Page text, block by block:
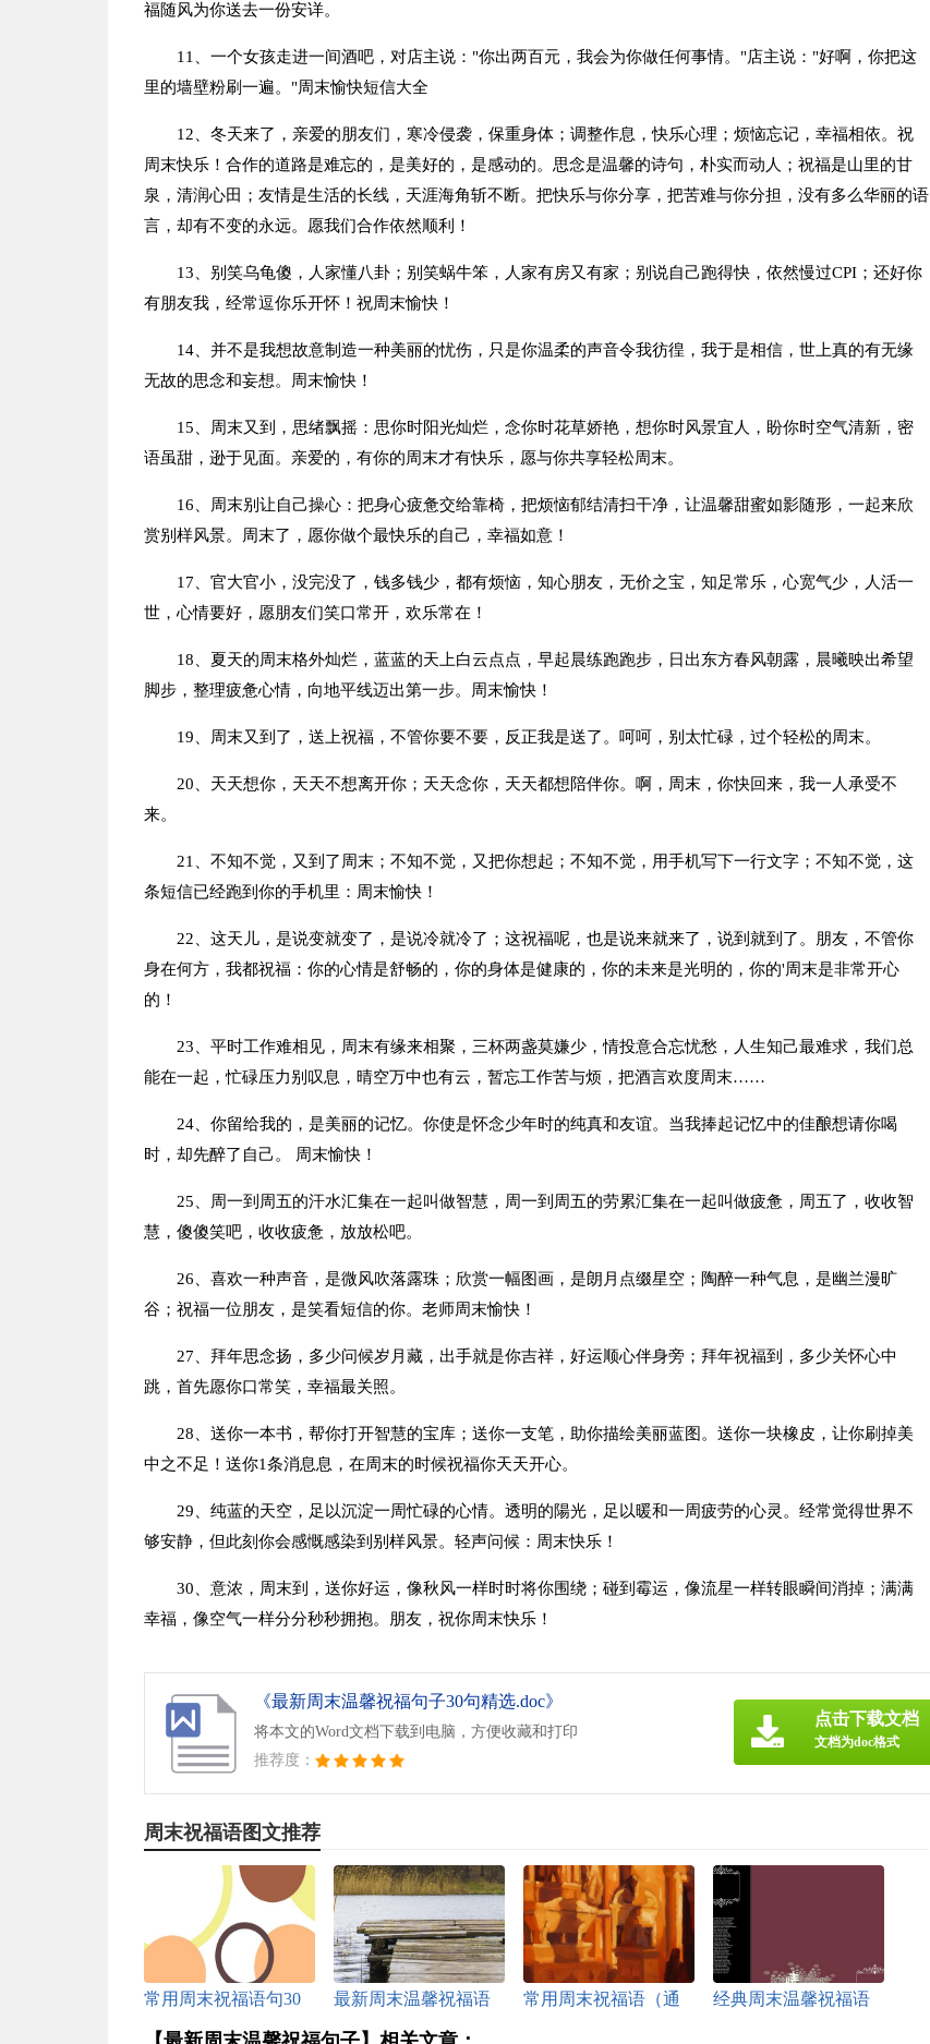
福随风为你送去一份安详。
11、一个女孩走进一间酒吧，对店主说："你出两百元，我会为你做任何事情。"店主说："好啊，你把这
里的墙壁粉刷一遍。"周末愉快短信大全
12、冬天来了，亲爱的朋友们，寒冷侵袭，保重身体；调整作息，快乐心理；烦恼忘记，幸福相依。祝
周末快乐！合作的道路是难忘的，是美好的，是感动的。思念是温馨的诗句，朴实而动人；祝福是山里的甘
泉，清润心田；友情是生活的长线，天涯海角斩不断。把快乐与你分享，把苦难与你分担，没有多么华丽的语
言，却有不变的永远。愿我们合作依然顺利！
13、别笑乌龟傻，人家懂八卦；别笑蜗牛笨，人家有房又有家；别说自己跑得快，依然慢过CPI；还好你
有朋友我，经常逗你乐开怀！祝周末愉快！
14、并不是我想故意制造一种美丽的忧伤，只是你温柔的声音令我彷徨，我于是相信，世上真的有无缘
无故的思念和妄想。周末愉快！
15、周末又到，思绪飘摇：思你时阳光灿烂，念你时花草娇艳，想你时风景宜人，盼你时空气清新，密
语虽甜，逊于见面。亲爱的，有你的周末才有快乐，愿与你共享轻松周末。
16、周末别让自己操心：把身心疲惫交给靠椅，把烦恼郁结清扫干净，让温馨甜蜜如影随形，一起来欣
赏别样风景。周末了，愿你做个最快乐的自己，幸福如意！
17、官大官小，没完没了，钱多钱少，都有烦恼，知心朋友，无价之宝，知足常乐，心宽气少，人活一
世，心情要好，愿朋友们笑口常开，欢乐常在！
18、夏天的周末格外灿烂，蓝蓝的天上白云点点，早起晨练跑跑步，日出东方春风朝露，晨曦映出希望
脚步，整理疲惫心情，向地平线迈出第一步。周末愉快！
19、周末又到了，送上祝福，不管你要不要，反正我是送了。呵呵，别太忙碌，过个轻松的周末。
20、天天想你，天天不想离开你；天天念你，天天都想陪伴你。啊，周末，你快回来，我一人承受不
来。
21、不知不觉，又到了周末；不知不觉，又把你想起；不知不觉，用手机写下一行文字；不知不觉，这
条短信已经跑到你的手机里：周末愉快！
22、这天儿，是说变就变了，是说冷就冷了；这祝福呢，也是说来就来了，说到就到了。朋友，不管你
身在何方，我都祝福：你的心情是舒畅的，你的身体是健康的，你的未来是光明的，你的'周末是非常开心
的！
23、平时工作难相见，周末有缘来相聚，三杯两盏莫嫌少，情投意合忘忧愁，人生知己最难求，我们总
能在一起，忙碌压力别叹息，晴空万中也有云，暂忘工作苦与烦，把酒言欢度周末……
24、你留给我的，是美丽的记忆。你使是怀念少年时的纯真和友谊。当我捧起记忆中的佳酿想请你喝
时，却先醉了自己。 周末愉快！
25、周一到周五的汗水汇集在一起叫做智慧，周一到周五的劳累汇集在一起叫做疲惫，周五了，收收智
慧，傻傻笑吧，收收疲惫，放放松吧。
26、喜欢一种声音，是微风吹落露珠；欣赏一幅图画，是朗月点缀星空；陶醉一种气息，是幽兰漫旷
谷；祝福一位朋友，是笑看短信的你。老师周末愉快！
27、拜年思念扬，多少问候岁月藏，出手就是你吉祥，好运顺心伴身旁；拜年祝福到，多少关怀心中
跳，首先愿你口常笑，幸福最关照。
28、送你一本书，帮你打开智慧的宝库；送你一支笔，助你描绘美丽蓝图。送你一块橡皮，让你刷掉美
中之不足！送你1条消息息，在周末的时候祝福你天天开心。
29、纯蓝的天空，足以沉淀一周忙碌的心情。透明的陽光，足以暖和一周疲劳的心灵。经常觉得世界不
够安静，但此刻你会感慨感染到别样风景。轻声问候：周末快乐！
30、意浓，周末到，送你好运，像秋风一样时时将你围绕；碰到霉运，像流星一样转眼瞬间消掉；满满
幸福，像空气一样分分秒秒拥抱。朋友，祝你周末快乐！
《最新周末温馨祝福句子30句精选.doc》
将本文的Word文档下载到电脑，方便收藏和打印
推荐度：
点击下载文档
文档为doc格式
周末祝福语图文推荐
常用周末祝福语句30
句
最新周末温馨祝福语
（精选40句）
常用周末祝福语（通
经典周末温馨祝福语